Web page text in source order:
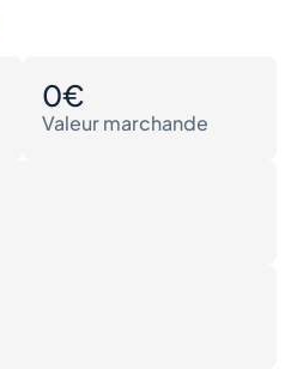
0€
Valeur marchande